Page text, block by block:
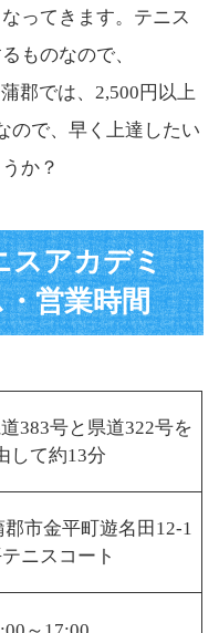
ってきます。テニス
ものなので、
郡では、2,500円以上
ので、早く上達したい
か？
スアカデミ
営業時間
383号と県道322号を
して約13分
郡市金平町遊名田12-1
ニスコート